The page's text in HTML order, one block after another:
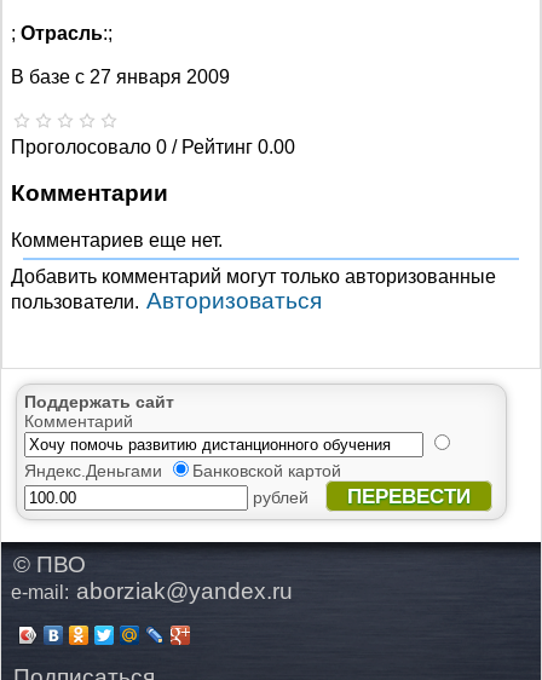
; Отрасль:;
В базе с 27 января 2009
Проголосовало 0 / Рейтинг 0.00
Комментарии
Комментариев еще нет.
Добавить комментарий могут только авторизованные
пользователи. Авторизоваться
Поддержать сайт
Комментарий
Яндекс.Деньгами
Банковской картой
рублей
ПЕРЕВЕСТИ
© ПВО
e-mail: aborziak@yandex.ru